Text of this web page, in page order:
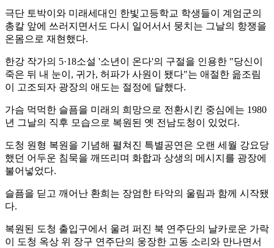
극단 토박이와 미래세대인 한빛고등학교 학생들이 계엄군의
총칼 앞에 쓰러지면서도 다시 일어서서 뭉치는 그날의 항쟁을
온몸으로 재현했다.
한강 작가의 5·18소설 '소년이 온다'의 구절을 인용한 "당신이
죽은 뒤 내 눈이, 귀가, 허파가 사원이 됐다"는 애절한 읊조림
이 고조되자 광장의 애도는 절정에 달했다.
가슴 먹먹한 슬픔을 미래의 희망으로 전환시킨 중심에는 1980
년 그날의 직후 모습으로 복원된 옛 전남도청이 있었다.
도청 원형 복원을 기념해 펼쳐진 특별공연은 오랜 세월 강요당
했던 어두운 침묵을 깨뜨리며 화합과 상생의 메시지를 광장에
불어넣었다.
슬픔을 딛고 깨어난 환희는 장엄한 타악의 울림과 함께 시작됐
다.
복원된 도청 출입구에서 울려 퍼진 북 연주단의 날카로운 가락
이 도청 옥상 위 장구 연주단의 웅장한 고동 소리와 만나면서